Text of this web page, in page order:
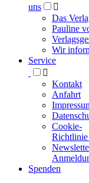
uns

Das
Pauline
Wir
Service

Kontakt
Anfahrt
Cookie-
Spenden